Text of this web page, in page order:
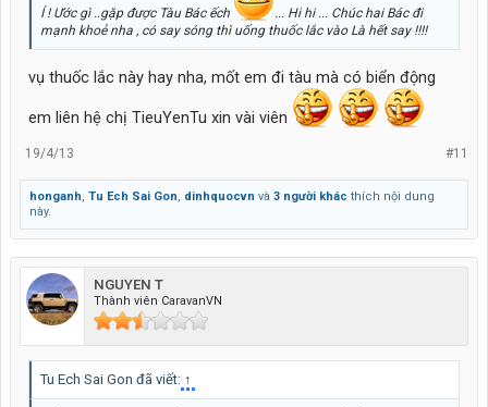
Í ! Ước gì ..gặp được Tàu Bác ếch
... Hi hi ... Chúc hai Bác đi
mạnh khoẻ nha , có say sóng thì uống thuốc lắc vào Là hết say !!!!
vụ thuốc lắc này hay nha, mốt em đi tàu mà có biển động
em liên hệ chị TieuYenTu xin vài viên
#11
19/4/13
honganh Tu Ech Sai Gon dinhquocvn và 3 người khác thích nội dung
này.
NGUYEN T
Thành viên CaravanVN
Tu Ech Sai Gon đã viết: ↑